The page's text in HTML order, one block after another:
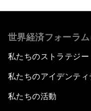
世界経済フォーラ
私たちのストラテジー
私たちのアイデンティ
私たちの活動